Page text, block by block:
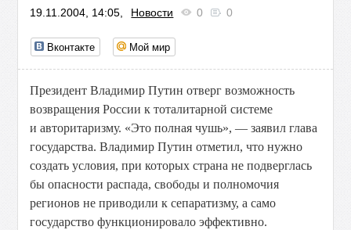
19.11.2004, 14:05, Новости 0 0
Вконтакте Мой мир
Президент Владимир Путин отверг возможность
возвращения России к тоталитарной системе
и авторитаризму. «Это полная чушь», — заявил глава
государства. Владимир Путин отметил, что нужно
создать условия, при которых страна не подверглась
бы опасности распада, свободы и полномочия
регионов не приводили к сепаратизму, а само
государство функционировало эффективно.